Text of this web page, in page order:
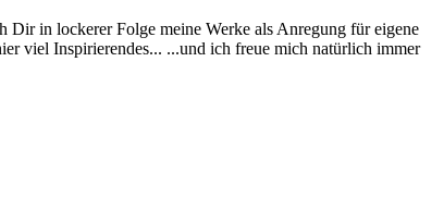
in lockerer Folge meine Werke als Anregung für eigene
viel Inspirierendes... ...und ich freue mich natürlich immer